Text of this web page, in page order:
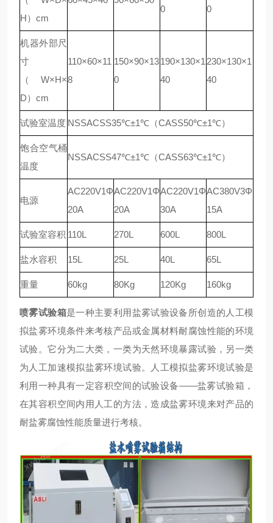
H）cm
0
0
机器外部尺
寸
（W×H×
D）cm
110×60×11
8
150×90×13
0
190×130×1
40
230×130×1
40
试验室温度 NSSACSS35℃±1℃（CASS50℃±1℃）
饱合空气桶
温度
NSSACSS47℃±1℃（CASS63℃±1℃）
电源
AC220V1Φ
20A
AC220V1Φ
20A
AC220V1Φ
30A
AC380V3Φ
15A
试验室容积 110L 270L 600L 800L
盐水容积 15L 25L 40L 65L
重量 60kg 80Kg 120Kg 160kg
喷雾试验箱是一种主要利用盐雾试验设备所创造的人工模
拟盐雾环境条件来考核产品或金属材料耐腐蚀性能的环境
试验。它分为二大类，一类为天然环境暴露试验，另一类
为人工加速模拟盐雾环境试验。人工模拟盐雾环境试验是
利用一种具有一定容积空间的试验设备——盐雾试验箱，
在其容积空间内用人工的方法，造成盐雾环境来对产品的
耐盐雾腐蚀性能质量进行考核。